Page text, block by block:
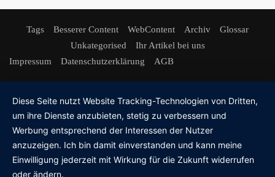
Tags Besserer Content WebContent Archiv
Glossar
Unkategorised
Ihr Artikel bei uns
Impressum
Datenschutzerklärung AGB
Diese Seite nutzt Website Tracking-Technologien von Dritten,
um ihre Dienste anzubieten, stetig zu verbessern und
Werbung entsprechend der Interessen der Nutzer
anzuzeigen. Ich bin damit einverstanden und kann meine
Einwilligung jederzeit mit Wirkung für die Zukunft widerrufen
oder ändern.